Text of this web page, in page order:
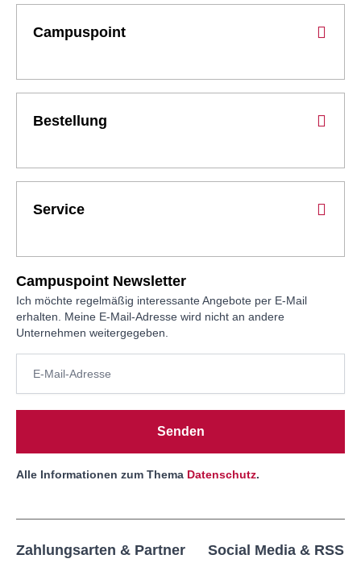
Campuspoint
Bestellung
Service
Campuspoint Newsletter
Ich möchte regelmäßig interessante Angebote per E-Mail
erhalten. Meine E-Mail-Adresse wird nicht an andere
Unternehmen weitergegeben.
Senden
Alle Informationen zum Thema Datenschutz.
Zahlungsarten & Partner Social Media & RSS